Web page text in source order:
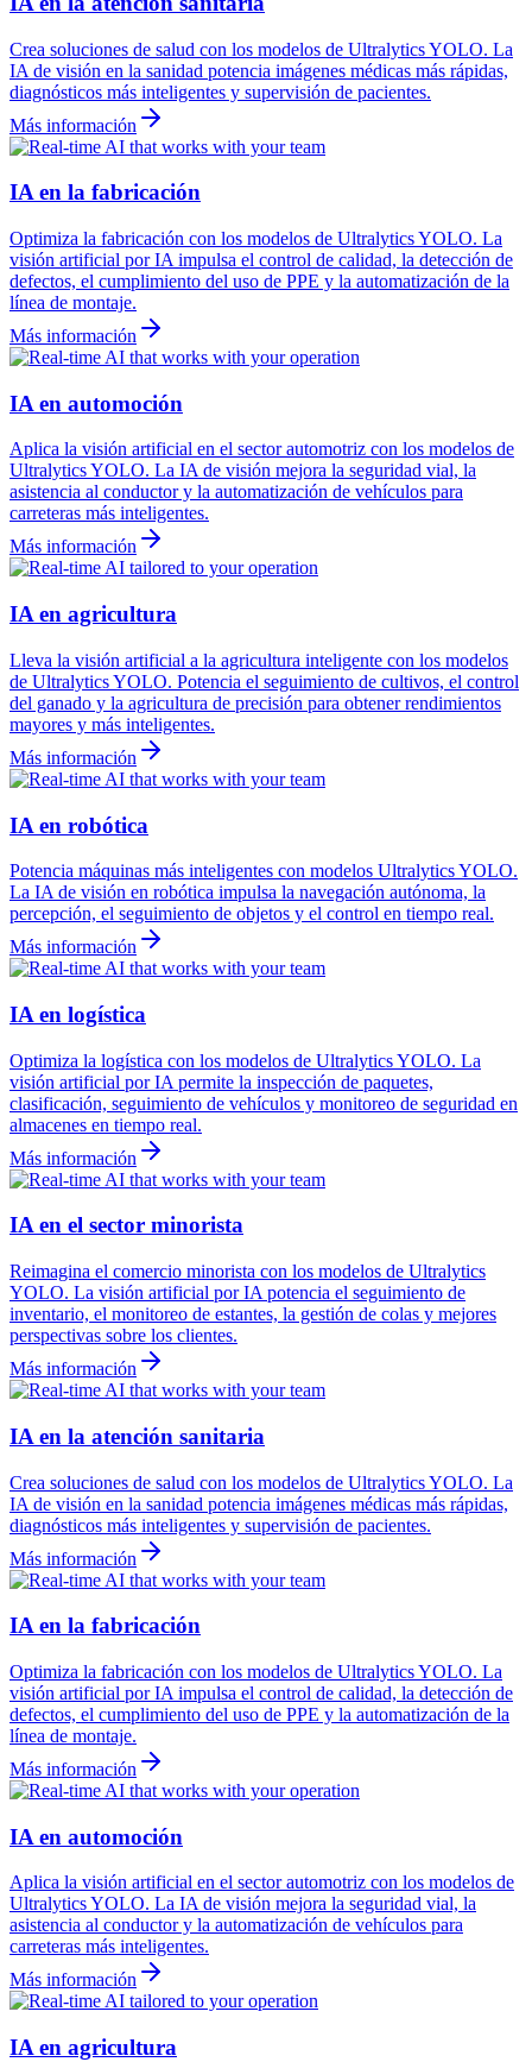
Crea soluciones de salud con los modelos de Ultralytics YOLO. La
IA de visión en la sanidad potencia imágenes médicas más rápidas,
diagnósticos más inteligentes y supervisión de pacientes.
Más información
IA en la fabricación
Optimiza la fabricación con los modelos de Ultralytics YOLO. La
visión artificial por IA impulsa el control de calidad, la detección de
defectos, el cumplimiento del uso de PPE y la automatización de la
línea de montaje.
Más información
IA en automoción
Aplica la visión artificial en el sector automotriz con los modelos de
Ultralytics YOLO. La IA de visión mejora la seguridad vial, la
asistencia al conductor y la automatización de vehículos para
carreteras más inteligentes.
Más información
IA en agricultura
Lleva la visión artificial a la agricultura inteligente con los modelos
de Ultralytics YOLO. Potencia el seguimiento de cultivos, el control
del ganado y la agricultura de precisión para obtener rendimientos
mayores y más inteligentes.
Más información
IA en robótica
Potencia máquinas más inteligentes con modelos Ultralytics YOLO.
La IA de visión en robótica impulsa la navegación autónoma, la
percepción, el seguimiento de objetos y el control en tiempo real.
Más información
IA en logística
Optimiza la logística con los modelos de Ultralytics YOLO. La
visión artificial por IA permite la inspección de paquetes,
clasificación, seguimiento de vehículos y monitoreo de seguridad en
almacenes en tiempo real.
Más información
IA en el sector minorista
Reimagina el comercio minorista con los modelos de Ultralytics
YOLO. La visión artificial por IA potencia el seguimiento de
inventario, el monitoreo de estantes, la gestión de colas y mejores
perspectivas sobre los clientes.
Más información
IA en la atención sanitaria
Crea soluciones de salud con los modelos de Ultralytics YOLO. La
IA de visión en la sanidad potencia imágenes médicas más rápidas,
diagnósticos más inteligentes y supervisión de pacientes.
Más información
IA en la fabricación
Optimiza la fabricación con los modelos de Ultralytics YOLO. La
visión artificial por IA impulsa el control de calidad, la detección de
defectos, el cumplimiento del uso de PPE y la automatización de la
línea de montaje.
Más información
IA en automoción
Aplica la visión artificial en el sector automotriz con los modelos de
Ultralytics YOLO. La IA de visión mejora la seguridad vial, la
asistencia al conductor y la automatización de vehículos para
carreteras más inteligentes.
Más información
IA en agricultura